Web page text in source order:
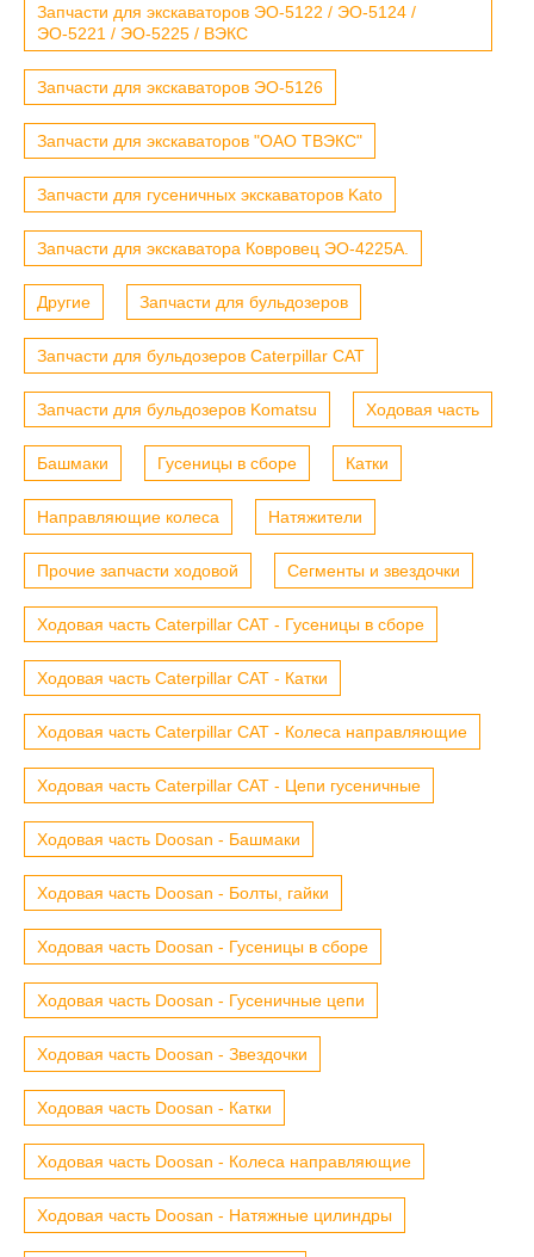
Запчасти для экскаваторов ЭО-5122 / ЭО-5124 /
ЭО-5221 / ЭО-5225 / ВЭКС
Запчасти для экскаваторов ЭО-5126
Запчасти для экскаваторов "ОАО ТВЭКС"
Запчасти для гусеничных экскаваторов Kato
Запчасти для экскаватора Ковровец ЭО-4225А.
Другие Запчасти для бульдозеров
Запчасти для бульдозеров Caterpillar CAT
Запчасти для бульдозеров Komatsu Ходовая часть
Башмаки Гусеницы в сборе Катки
Направляющие колеса Натяжители
Прочие запчасти ходовой Сегменты и звездочки
Ходовая часть Caterpillar CAT - Гусеницы в сборе
Ходовая часть Caterpillar CAT - Катки
Ходовая часть Caterpillar CAT - Колеса направляющие
Ходовая часть Caterpillar CAT - Цепи гусеничные
Ходовая часть Doosan - Башмаки
Ходовая часть Doosan - Болты, гайки
Ходовая часть Doosan - Гусеницы в сборе
Ходовая часть Doosan - Гусеничные цепи
Ходовая часть Doosan - Звездочки
Ходовая часть Doosan - Катки
Ходовая часть Doosan - Колеса направляющие
Ходовая часть Doosan - Натяжные цилиндры